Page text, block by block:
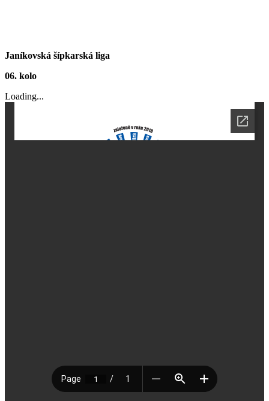
Janíkovská šípkarská liga
06. kolo
Loading...